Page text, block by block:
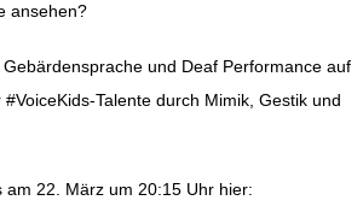
ansehen?
und Deaf Performance auf
Talente durch Mimik, Gestik und
22. März um 20:15 Uhr hier: